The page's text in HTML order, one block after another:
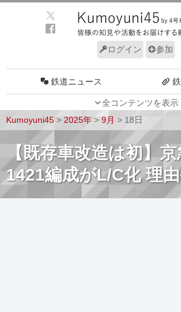
ログイン 参加
全コンテンツを表示
鉄道ニュース
車両技術
ルール
Kumoyuni45 > 2025年 > 9月 > 18日
【既存車改造は初】
1421編成がL/C化 理